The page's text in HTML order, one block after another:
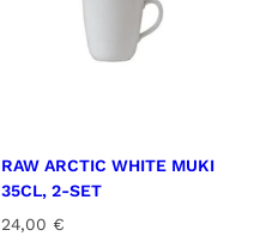
RAW ARCTIC WHITE MUKI
35CL, 2-SET
24,00 €